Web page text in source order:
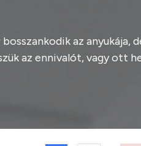
az anyukája,
az ennivalót, vagy ott